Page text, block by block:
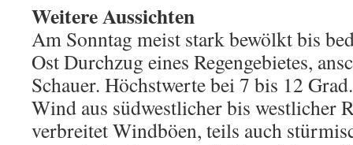
Weitere Aussichten
Am Sonntag meist stark bewölkt bis
Ost Durchzug eines Regengebietes,
Schauer. Höchstwerte bei 7 bis 12
Wind aus südwestlicher bis westlicher
verbreitet Windböen, teils auch